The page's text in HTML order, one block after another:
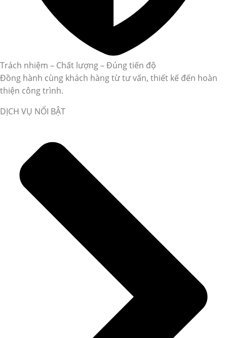
Trách nhiệm – Chất lượng – Đúng tiến độ
Đồng hành cùng khách hàng từ tư vấn, thiết kế đến hoàn
thiện công trình.
DỊCH VỤ NỔI BẬT